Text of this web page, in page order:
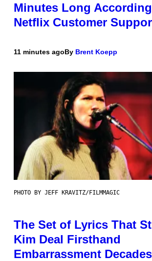
Minutes Long
Netflix Customer
11 minutes agoBy Brent Koepp
PHOTO BY JEFF KRAVITZ/FILMMAGIC
The Set of Lyrics That
Kim Deal Firsthand
Embarrassment